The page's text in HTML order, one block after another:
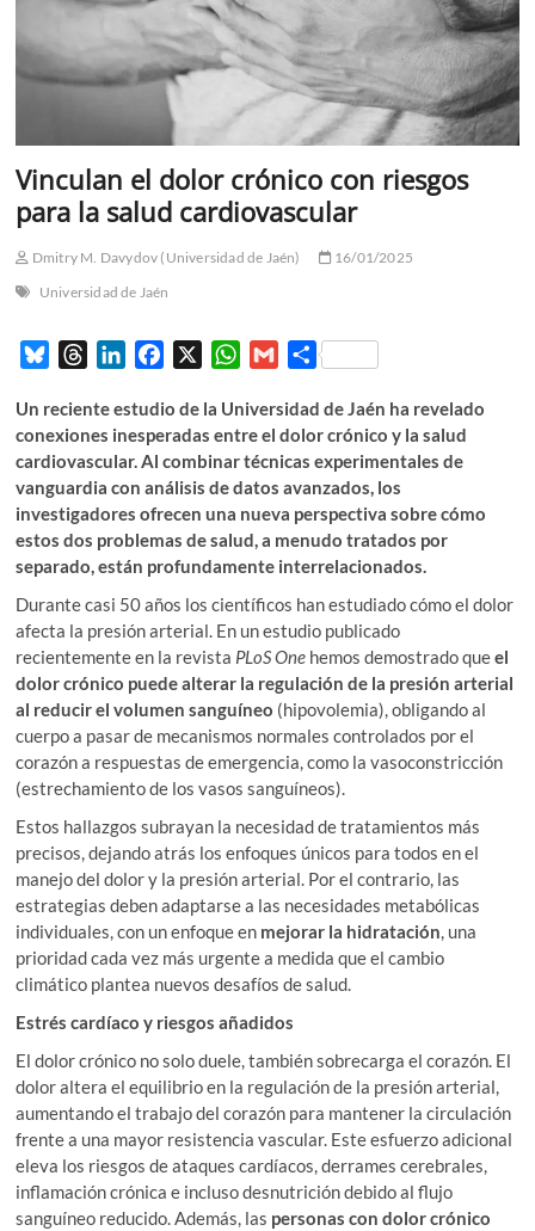
Vinculan el dolor crónico con riesgos
para la salud cardiovascular
Dmitry M. Davydov (Universidad de Jaén)
16/01/2025
Universidad de Jaén
u
e
s
k
y
r
e
a
d
s
n
k
e
d
I
n
c
e
b
o
o
k
W
a
t
s
A
p
p
G
a
i
l
C
m
p
a
r
t
i
Un reciente estudio de la Universidad de Jaén ha revelado
conexiones inesperadas entre el dolor crónico y la salud
cardiovascular. Al combinar técnicas experimentales de
vanguardia con análisis de datos avanzados, los
investigadores ofrecen una nueva perspectiva sobre cómo
estos dos problemas de salud, a menudo tratados por
separado, están profundamente interrelacionados.
Durante casi 50 años los científicos han estudiado cómo el dolor
afecta la presión arterial. En un estudio publicado
recientemente en la revista PLoS One hemos demostrado queel
dolor crónico puede alterar la regulación de la presión arterial
al reducir el volumen sanguíneo (hipovolemia), obligando al
cuerpo a pasar de mecanismos normales controlados por el
corazón a respuestas de emergencia, como la vasoconstricción
(estrechamiento de los vasos sanguíneos).
Estos hallazgos subrayan la necesidad de tratamientos más
precisos, dejando atrás los enfoques únicos para todos en el
manejo del dolor y la presión arterial. Por el contrario, las
estrategias deben adaptarse a las necesidades metabólicas
individuales, con un enfoque en mejorar la hidratación, una
prioridad cada vez más urgente a medida que el cambio
climático plantea nuevos desafíos de salud.
Estrés cardíaco y riesgos añadidos
El dolor crónico no solo duele, también sobrecarga el corazón. El
dolor altera el equilibrio en la regulación de la presión arterial,
aumentando el trabajo del corazón para mantener la circulación
frente a una mayor resistencia vascular. Este esfuerzo adicional
eleva los riesgos de ataques cardíacos, derrames cerebrales,
inflamación crónica e incluso desnutrición debido al flujo
sanguíneo reducido. Además, las personas con dolor crónico